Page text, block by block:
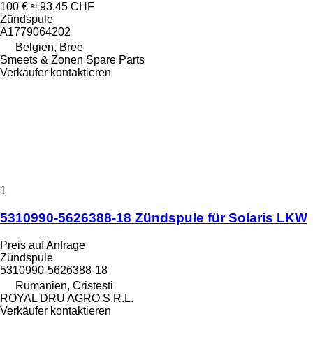
100 € ≈ 93,45 CHF
Zündspule
A1779064202
Belgien, Bree
Smeets & Zonen Spare Parts
Verkäufer kontaktieren
1
5310990-5626388-18 Zündspule für Solaris LKW
Preis auf Anfrage
Zündspule
5310990-5626388-18
Rumänien, Cristesti
ROYAL DRU AGRO S.R.L.
Verkäufer kontaktieren